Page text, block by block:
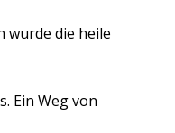
wurde die heile
Ein Weg von